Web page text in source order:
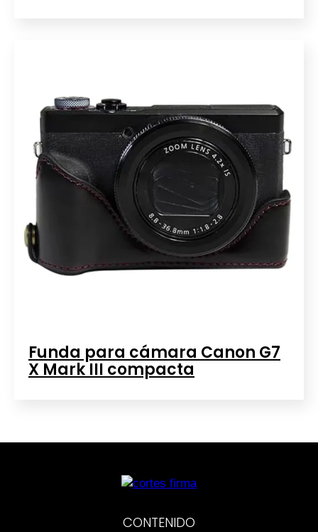
Funda para cámara Canon G7
X Mark III compacta
CONTENIDO